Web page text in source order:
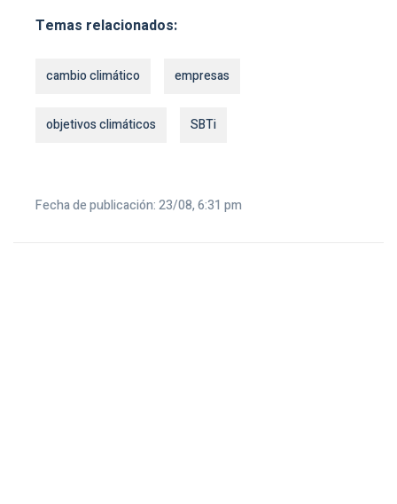
Temas relacionados:
cambio climático empresas
objetivos climáticos SBTi
Fecha de publicación: 23/08, 6:31 pm